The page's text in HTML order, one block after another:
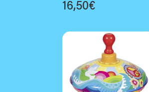
16,50€